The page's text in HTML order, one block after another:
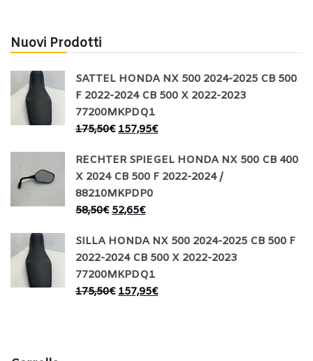
Nuovi Prodotti
SATTEL HONDA NX 500 2024-2025 CB 500
F 2022-2024 CB 500 X 2022-2023
77200MKPDQ1
175,50€ 157,95€
RECHTER SPIEGEL HONDA NX 500 CB 400
X 2024 CB 500 F 2022-2024 /
88210MKPDP0
58,50€ 52,65€
SILLA HONDA NX 500 2024-2025 CB 500 F
2022-2024 CB 500 X 2022-2023
77200MKPDQ1
175,50€ 157,95€